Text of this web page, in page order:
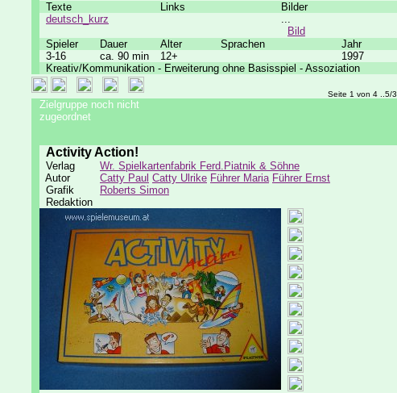
Texte Links
Bilder
deutsch_kurz
...
Bild
Spieler
Dauer Alter Sprachen
Jahr
3-16
ca. 90 min 12+
1997
Kreativ/Kommunikation - Erweiterung ohne Basisspiel - Assoziation
Seite 1 von 4 ..5/
Zielgruppe noch nicht
zugeordnet
Activity Action!
Verlag
Wr. Spielkartenfabrik Ferd.Piatnik & Söhne
Autor
Catty Paul Catty Ulrike Führer Maria Führer Ernst
Grafik
Roberts Simon
Redaktion